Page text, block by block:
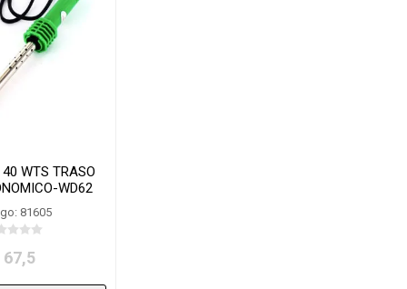
40 WTS TRASO
WD62
81605
67,5